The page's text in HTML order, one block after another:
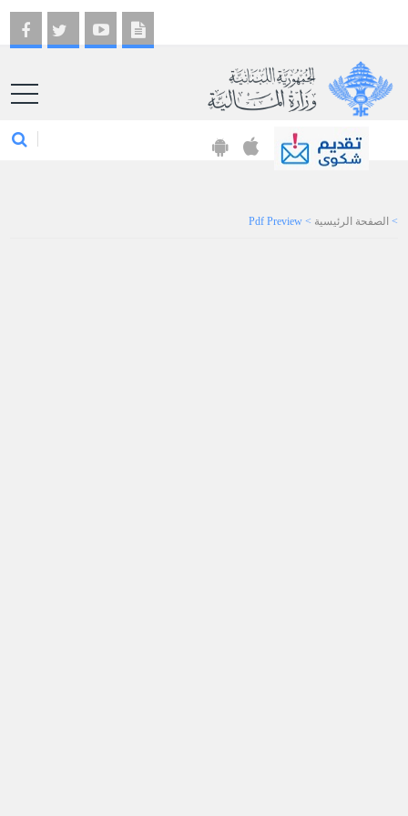
EN
> الصفحة الرئيسية >
Pdf Preview